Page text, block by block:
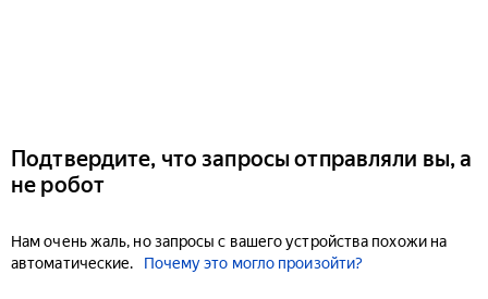
Подтвердите, что запросы отправляли вы, а
не робот
Нам очень жаль, но запросы с вашего устройства похожи на
автоматические.
Почему это могло произойти?